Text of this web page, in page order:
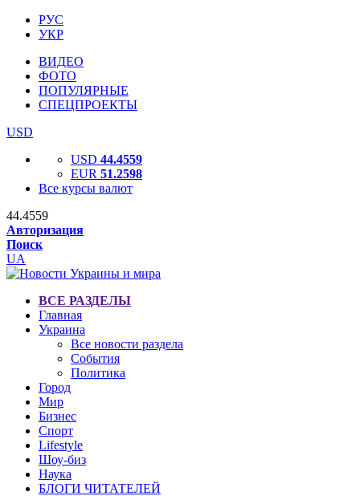
РУС
УКР
ВИДЕО
ФОТО
ПОПУЛЯРНЫЕ
СПЕЦПРОЕКТЫ
USD
USD 44.4559
EUR 51.2598
Все курсы валют
44.4559
Авторизация
Поиск
UA
ВСЕ РАЗДЕЛЫ
Главная
Украина
Все новости раздела
События
Политика
Город
Мир
Бизнес
Спорт
Lifestyle
Шоу-биз
Наука
БЛОГИ ЧИТАТЕЛЕЙ